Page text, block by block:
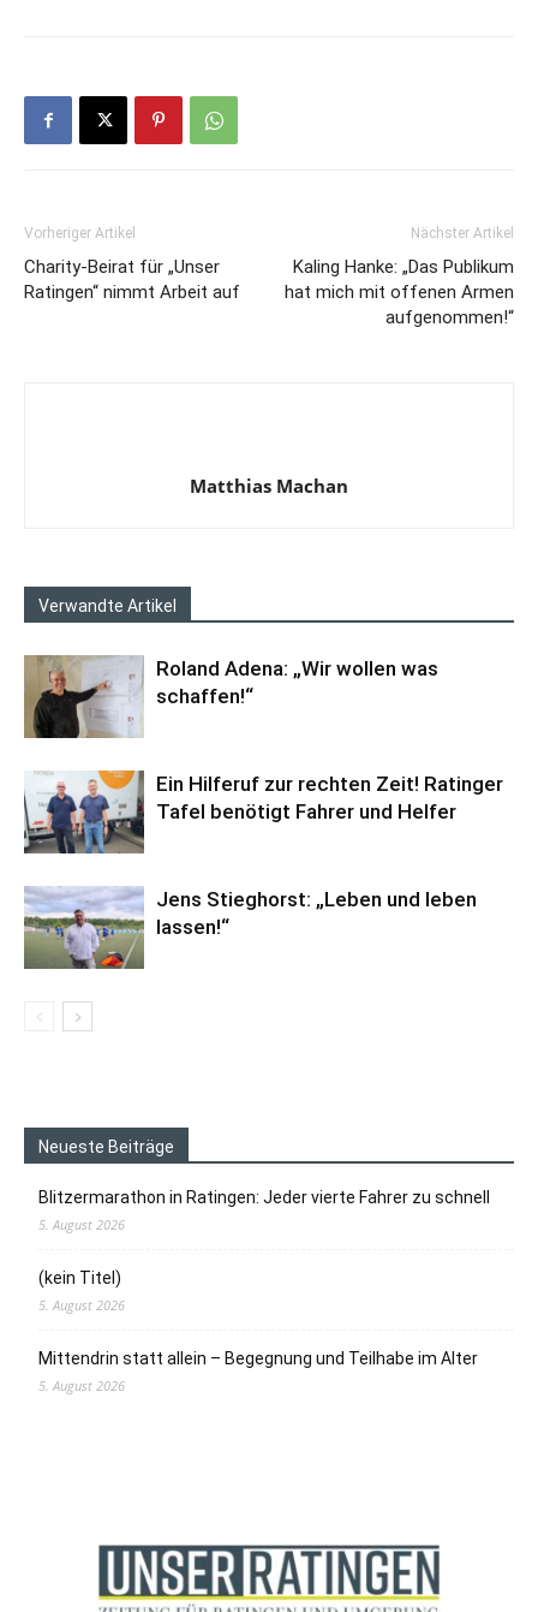
Vorheriger Artikel
Charity-Beirat für „Unser
Ratingen“ nimmt Arbeit auf
Nächster Artikel
Kaling Hanke: „Das Publikum
hat mich mit offenen Armen
aufgenommen!“
Matthias Machan
Verwandte Artikel
Roland Adena: „Wir wollen was
schaffen!“
Ein Hilferuf zur rechten Zeit! Ratinger
Tafel benötigt Fahrer und Helfer
Jens Stieghorst: „Leben und leben
lassen!“
Neueste Beiträge
Blitzermarathon in Ratingen: Jeder vierte Fahrer zu schnell
5. August 2026
(kein Titel)
5. August 2026
Mittendrin statt allein – Begegnung und Teilhabe im Alter
5. August 2026